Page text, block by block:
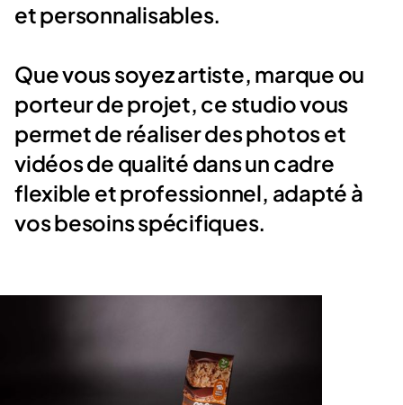
et personnalisables.
Que vous soyez artiste, marque ou
porteur de projet, ce studio vous
permet de réaliser des photos et
vidéos de qualité dans un cadre
flexible et professionnel, adapté à
vos besoins spécifiques.